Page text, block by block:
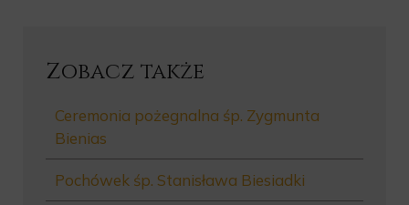
Zobacz także
Ceremonia pożegnalna śp. Zygmunta
Bienias
Pochówek śp. Stanisława Biesiadki